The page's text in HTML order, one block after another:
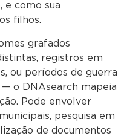
e como sua
filhos.
grafados
registros em
ou períodos de guerra
o DNAsearch mapeia
Pode envolver
pesquisa em
de documentos